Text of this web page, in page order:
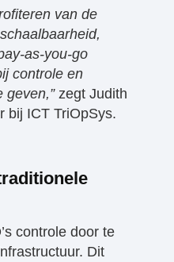
van de
as-you-go
controle en
geven,” zegt Judith
bij ICT TriOpSys.
controle door te
Dit